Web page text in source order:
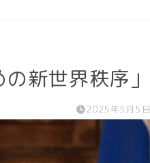
新世界秩序」
2025年5月5日